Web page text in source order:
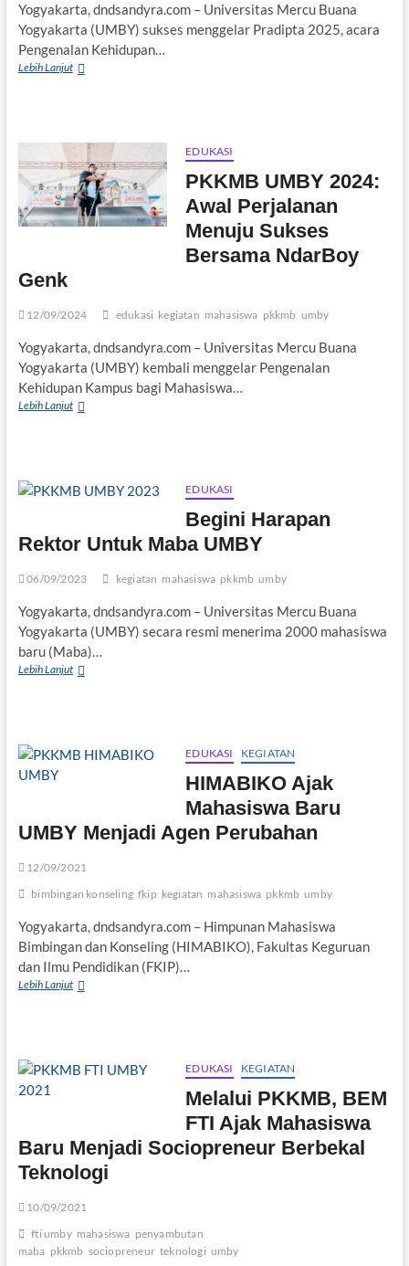
Yogyakarta, dndsandyra.com – Universitas Mercu Buana
Yogyakarta (UMBY) sukses menggelar Pradipta 2025, acara
Pengenalan Kehidupan…
Lebih LanjutUMBY
Mahasiswa
Baru
dengan
Konsep
Inklusif
EDUKASI
PKKMB UMBY 2024:
Awal Perjalanan
Menuju Sukses
Bersama NdarBoy
Genk
12/09/2024 edukasi kegiatan mahasiswa pkkmb umby
Yogyakarta, dndsandyra.com – Universitas Mercu Buana
Yogyakarta (UMBY) kembali menggelar Pengenalan
Kehidupan Kampus bagi Mahasiswa…
Lebih LanjutPKKMB
Menuju
NdarBoy
Genk
EDUKASI
Begini Harapan
Rektor Untuk Maba UMBY
06/09/2023 kegiatan mahasiswa pkkmb umby
Yogyakarta, dndsandyra.com – Universitas Mercu Buana
Yogyakarta (UMBY) secara resmi menerima 2000 mahasiswa
baru (Maba)…
Lebih LanjutBegini
UMBY
EDUKASI KEGIATAN
HIMABIKO Ajak
Mahasiswa Baru
UMBY Menjadi Agen Perubahan
12/09/2021
bimbingan konseling fkip kegiatan mahasiswa pkkmb umby
Yogyakarta, dndsandyra.com – Himpunan Mahasiswa
Bimbingan dan Konseling (HIMABIKO), Fakultas Keguruan
dan Ilmu Pendidikan (FKIP)…
Lebih LanjutHIMABIKO
Menjadi
EDUKASI KEGIATAN
Melalui PKKMB, BEM
FTI Ajak Mahasiswa
Baru Menjadi Sociopreneur Berbekal
Teknologi
10/09/2021
fti umby mahasiswa penyambutan
maba pkkmb sociopreneur teknologi umby